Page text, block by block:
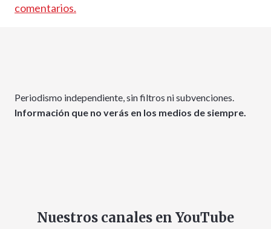
comentarios.
Periodismo independiente, sin filtros ni subvenciones.
Información que no verás en los medios de siempre.
Nuestros canales en YouTube